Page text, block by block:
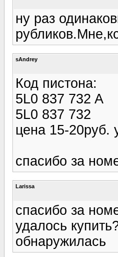
ну раз
sAndrey
Код пистона:
5L0 837 732 A
5L0 837 732
цена 15-20руб.
спасибо за
Larissa
спасибо за
удалось
обнаружилась